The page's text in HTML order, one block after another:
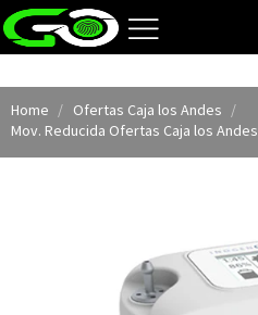
Home
Ofertas Caja los Andes
Mov. Reducida Ofertas Caja los Andes